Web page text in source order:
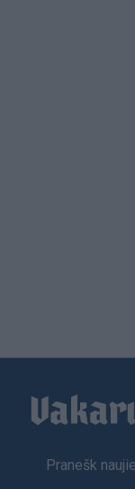
Footer
Pranešk